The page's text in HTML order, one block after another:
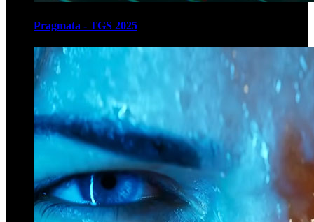
Pragmata - TGS 2025